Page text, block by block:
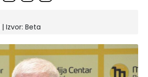
| Izvor: Beta